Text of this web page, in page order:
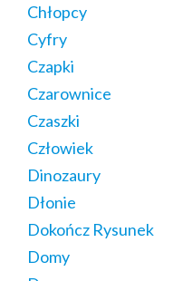
Chłopcy
Cyfry
Czapki
Czarownice
Czaszki
Człowiek
Dinozaury
Dłonie
Dokończ Rysunek
Domy